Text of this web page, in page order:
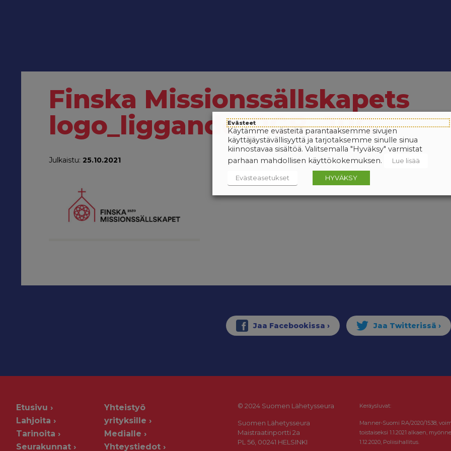
Finska Missionssällskapets
logo_liggande_RGB_JPG
Julkaistu: 25.10.2021
Etusivu
Lahjoita
Tarinoita
Seurakunnat
Yhteistyö
yrityksille
Medialle
Yhteystiedot
© 2024 Suomen Lähetysseura
Suomen Lähetysseura
Maistraatinportti 2a
PL 56, 00241 HELSINKI
Keräysluvat:
Manner-Suomi RA/2020/1538,
toistaiseksi 1.1.2021 alkaen,
1.12.2020, Poliisihallitus.
Evästeet
Käytämme evästeitä parantaaksemme sivujen
käyttäjäystävällisyyttä ja tarjotaksemme sinulle sinua
kiinnostavaa sisältöä. Valitsemalla "Hyväksy" varmistat
parhaan mahdollisen käyttökokemuksen.
Lue lisää
Evästeasetukset HYVÄKSY